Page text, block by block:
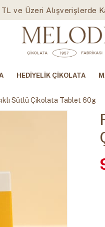
TL ve Üzeri Alışverişlerde
HEDİYELİK ÇİKOLATA
Sütlü Çikolata Tablet 60g